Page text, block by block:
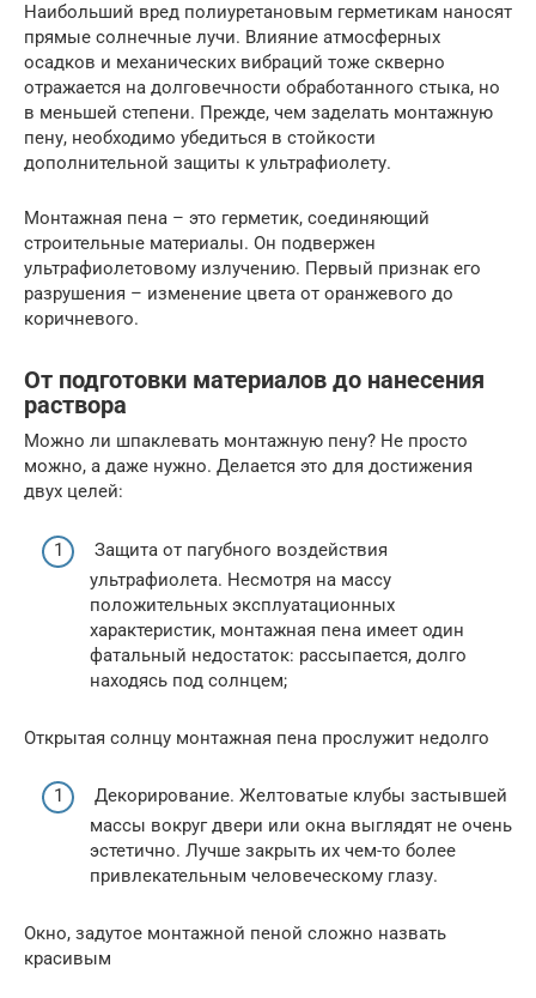
Наибольший вред полиуретановым герметикам наносят
прямые солнечные лучи. Влияние атмосферных
осадков и механических вибраций тоже скверно
отражается на долговечности обработанного стыка, но
в меньшей степени. Прежде, чем заделать монтажную
пену, необходимо убедиться в стойкости
дополнительной защиты к ультрафиолету.
Монтажная пена – это герметик, соединяющий
строительные материалы. Он подвержен
ультрафиолетовому излучению. Первый признак его
разрушения – изменение цвета от оранжевого до
коричневого.
От подготовки материалов до нанесения
раствора
Можно ли шпаклевать монтажную пену? Не просто
можно, а даже нужно. Делается это для достижения
двух целей:
Защита от пагубного воздействия
ультрафиолета. Несмотря на массу
положительных эксплуатационных
характеристик, монтажная пена имеет один
фатальный недостаток: рассыпается, долго
находясь под солнцем;
Открытая солнцу монтажная пена прослужит недолго
Декорирование. Желтоватые клубы застывшей
массы вокруг двери или окна выглядят не очень
эстетично. Лучше закрыть их чем-то более
привлекательным человеческому глазу.
Окно, задутое монтажной пеной сложно назвать
красивым